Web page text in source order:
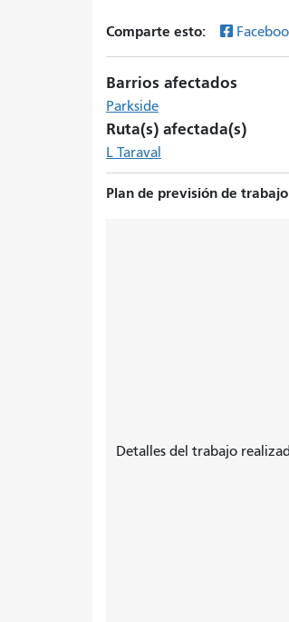
Comparte esto:
Barrios afectados
Parkside
Ruta(s) afectada(s)
L Taraval
Plan de previsión de
Detalles del trabajo